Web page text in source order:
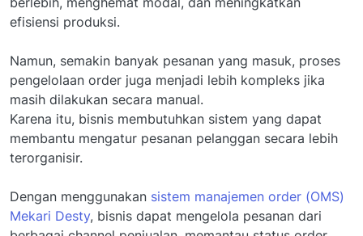
efisiensi produksi.
Namun, semakin banyak pesanan yang masuk, proses
pengelolaan order juga menjadi lebih kompleks jika
masih dilakukan secara manual.
Karena itu, bisnis membutuhkan sistem yang dapat
membantu mengatur pesanan pelanggan secara lebih
terorganisir.
Dengan menggunakan sistem manajemen order (OMS)
Mekari Desty, bisnis dapat mengelola pesanan dari